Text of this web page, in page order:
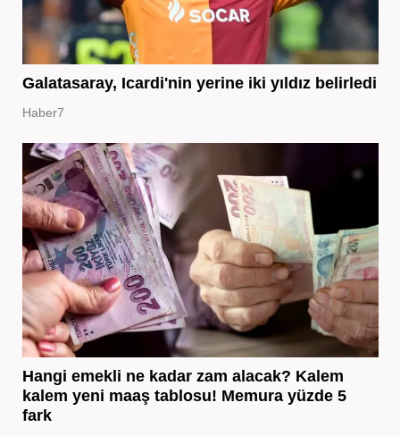
Galatasaray, Icardi'nin yerine iki yıldız belirledi
Haber7
Hangi emekli ne kadar zam alacak? Kalem
kalem yeni maaş tablosu! Memura yüzde 5
fark